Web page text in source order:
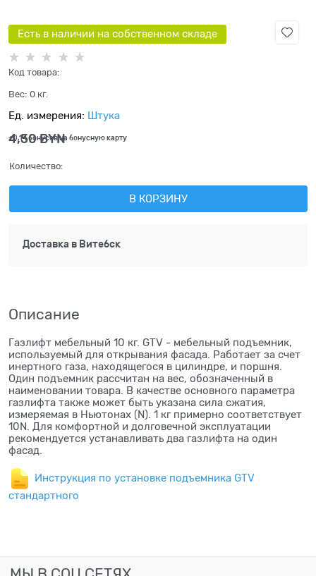
Есть в наличии на собственном складе
Код товара:
Вес: 0 кг.
Ед. измерения: Штука
4,50 BYN
+0,14 бонусов на бонусную карту
Количество:
В КОРЗИНУ
Доставка в Витебск
Описание
Газлифт мебельный 10 кг. GTV - мебельный подъемник,
используемый для открывания фасада. Работает за счет
инертного газа, находящегося в цилиндре, и поршня.
Один подъемник рассчитан на вес, обозначенный в
наименовании товара. В качестве основного параметра
газлифта также может быть указана сила сжатия,
измеряемая в Ньютонах (N). 1 кг примерно соответствует
10N. Для комфортной и долговечной эксплуатации
рекомендуется устанавливать два газлифта на один
фасад.
Инструкция по установке подъемника GTV
стандартного